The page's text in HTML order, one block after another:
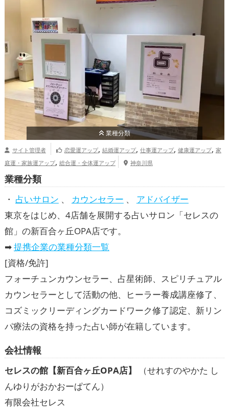
業種分類
サイト管理者 恋愛運アップ, 結婚運アップ, 仕事運アップ, 健康運アップ, 家
庭運・家族運アップ, 総合運・全体運アップ 神奈川県
業種分類
・ 占いサロン 、 カウンセラー 、 アドバイザー
東京をはじめ、4店舗を展開する占いサロン「セレスの
館」の新百合ヶ丘OPA店です。
➡提携企業の業種分類一覧
[資格/免許]
フォーチュンカウンセラー、占星術師、スピリチュアル
カウンセラーとして活動の他、ヒーラー養成講座修了、
コズミックリーディングカードワーク修了認定、新リン
パ療法の資格を持った占い師が在籍しています。
会社情報
セレスの館【新百合ヶ丘OPA店】
（せれすのやかた し
んゆりがおかおーぱてん）
有限会社セレス